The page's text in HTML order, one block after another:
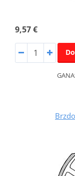
9,57 €